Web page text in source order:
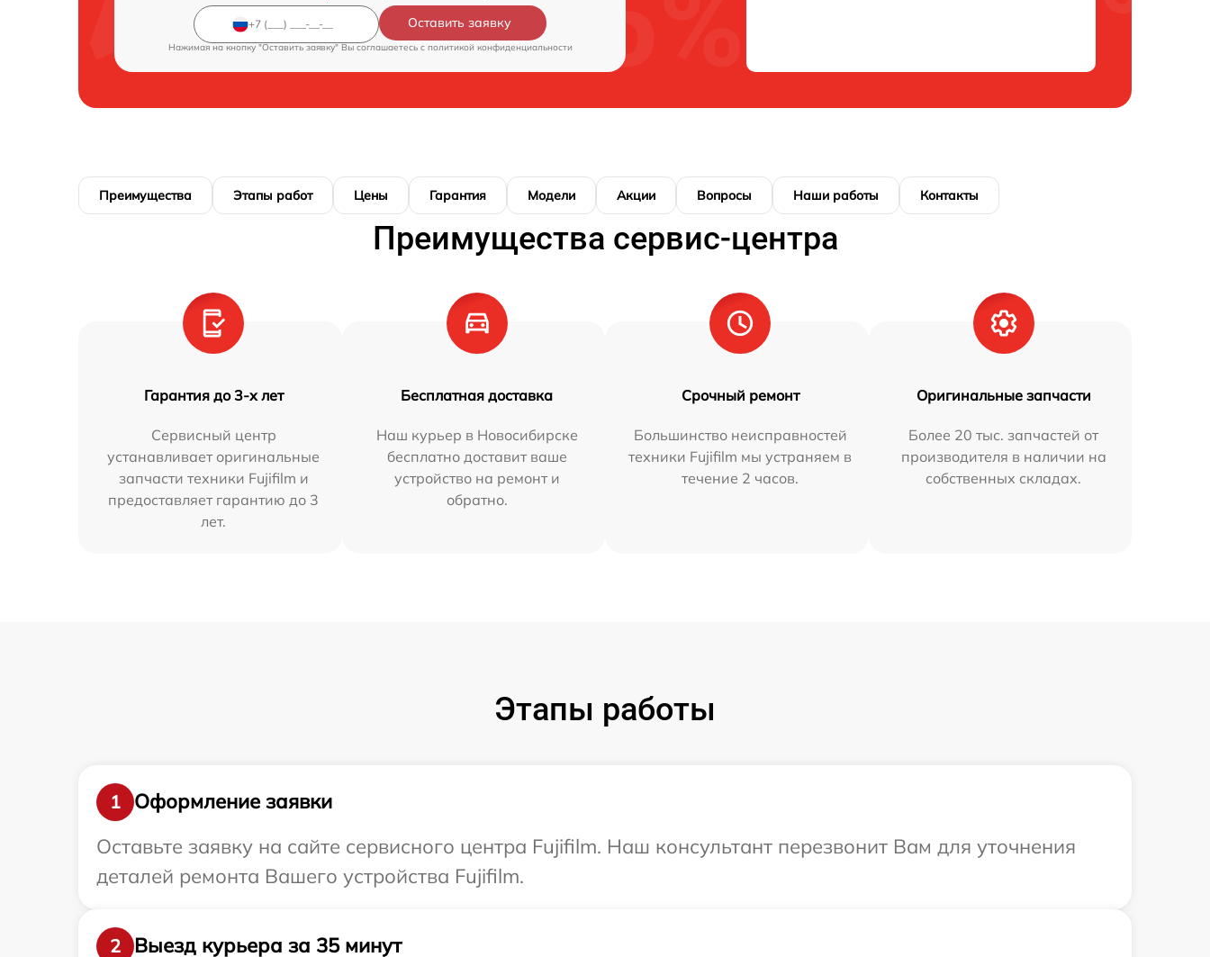
Оставить заявку
Нажимая на кнопку "Оставить заявку" Вы соглашаетесь c политикой конфиденциальности
Преимущества Этапы работ Цены Гарантия Модели Акции Вопросы Наши работы Контакты
Преимущества сервис-центра
Гарантия до 3-х лет
Сервисный центр
устанавливает оригинальные
запчасти техники Fujifilm и
предоставляет гарантию до 3
лет.
Бесплатная доставка
Наш курьер в Новосибирске
бесплатно доставит ваше
устройство на ремонт и
обратно.
Срочный ремонт
Большинство неисправностей
техники Fujifilm мы устраняем в
течение 2 часов.
Оригинальные запчасти
Более 20 тыс. запчастей от
производителя в наличии на
собственных складах.
Этапы работы
1
Оформление заявки
Оставьте заявку на сайте сервисного центра Fujifilm. Наш консультант перезвонит Вам для уточнения
деталей ремонта Вашего устройства Fujifilm.
2
Выезд курьера за 35 минут